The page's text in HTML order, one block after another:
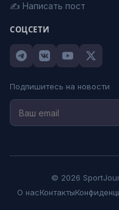
✍️ Написать пост
СОЦСЕТИ
Подпишитесь на новости
© 2026
О насКонтакты